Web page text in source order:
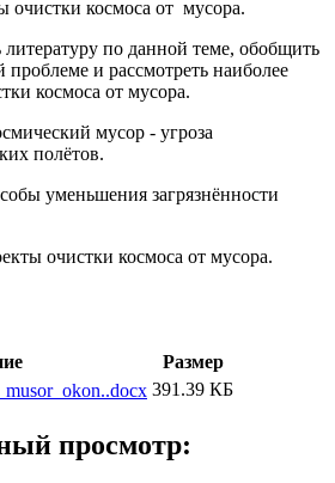
космоса от мусора.
литературу по данной теме, обобщить
и рассмотреть наиболее
космоса от мусора.
мусор - угроза
полётов.
уменьшения загрязнённости
очистки космоса от мусора.
Размер
391.39 КБ
просмотр: